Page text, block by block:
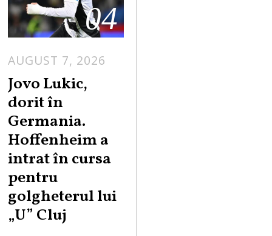
04
AUGUST 7, 2026
Jovo Lukic,
dorit în
Germania.
Hoffenheim a
intrat în cursa
pentru
golgheterul lui
„U” Cluj